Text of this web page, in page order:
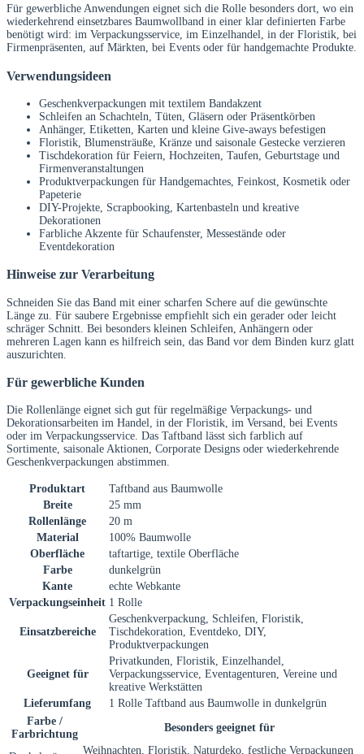
Für gewerbliche Anwendungen eignet sich die Rolle besonders dort, wo ein
wiederkehrend einsetzbares Baumwollband in einer klar definierten Farbe
benötigt wird: im Verpackungsservice, im Einzelhandel, in der Floristik, bei
Firmenpräsenten, auf Märkten, bei Events oder für handgemachte Produkte.
Verwendungsideen
Geschenkverpackungen mit textilem Bandakzent
Schleifen an Schachteln, Tüten, Gläsern oder Präsentkörben
Anhänger, Etiketten, Karten und kleine Give-aways befestigen
Floristik, Blumensträuße, Kränze und saisonale Gestecke verzieren
Tischdekoration für Feiern, Hochzeiten, Taufen, Geburtstage und
Firmenveranstaltungen
Produktverpackungen für Handgemachtes, Feinkost, Kosmetik oder
Papeterie
DIY-Projekte, Scrapbooking, Kartenbasteln und kreative
Dekorationen
Farbliche Akzente für Schaufenster, Messestände oder
Eventdekoration
Hinweise zur Verarbeitung
Schneiden Sie das Band mit einer scharfen Schere auf die gewünschte
Länge zu. Für saubere Ergebnisse empfiehlt sich ein gerader oder leicht
schräger Schnitt. Bei besonders kleinen Schleifen, Anhängern oder
mehreren Lagen kann es hilfreich sein, das Band vor dem Binden kurz glatt
auszurichten.
Für gewerbliche Kunden
Die Rollenlänge eignet sich gut für regelmäßige Verpackungs- und
Dekorationsarbeiten im Handel, in der Floristik, im Versand, bei Events
oder im Verpackungsservice. Das Taftband lässt sich farblich auf
Sortimente, saisonale Aktionen, Corporate Designs oder wiederkehrende
Geschenkverpackungen abstimmen.
Produktart
Taftband aus Baumwolle
Breite
25 mm
Rollenlänge
20 m
Material
100% Baumwolle
Oberfläche
taftartige, textile Oberfläche
Farbe
dunkelgrün
Kante
echte Webkante
Verpackungseinheit 1 Rolle
Einsatzbereiche
Geschenkverpackung, Schleifen, Floristik,
Tischdekoration, Eventdeko, DIY,
Produktverpackungen
Geeignet für
Privatkunden, Floristik, Einzelhandel,
Verpackungsservice, Eventagenturen, Vereine und
kreative Werkstätten
Lieferumfang
1 Rolle Taftband aus Baumwolle in dunkelgrün
Farbe /
Farbrichtung
Besonders geeignet für
Weihnachten, Floristik, Naturdeko, festliche Verpackungen